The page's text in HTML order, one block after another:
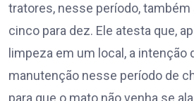
tratores, nesse período, também
cinco para dez. Ele atesta que,
limpeza em um local, a intenção
manutenção nesse período de
para que o mato não venha se